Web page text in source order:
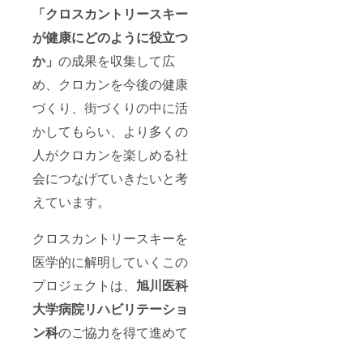
「クロスカントリースキー
が健康にどのように役立つ
か」 の成果を収集して広
め、クロカンを今後の健康
づくり、街づくりの中に活
かしてもらい、より多くの
人がクロカンを楽しめる社
会につなげていきたいと考
えています。
クロスカントリースキーを
医学的に解明していくこの
プロジェクトは、 旭川医科
大学病院リハビリテーショ
ン科のご協力を得て進めて